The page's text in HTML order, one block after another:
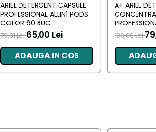
ARIEL DETERGENT CAPSULE
PROFESSIONAL ALLIN1 PODS
COLOR 60 BUC
79,31 Lei65,00 Lei
ADAUGA IN COS
A+ ARIEL
L (102
100,66 Lei